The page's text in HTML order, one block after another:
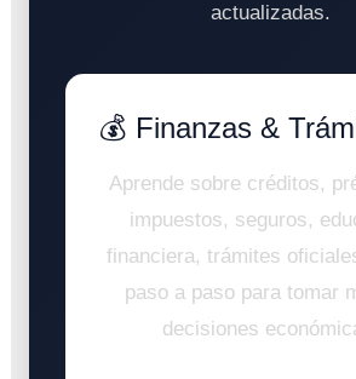
actualizadas.
💰 Finanzas &
Aprende sobre créditos,
impuestos, seguros,
financiera, trámites
paso a paso para tomar
decisiones